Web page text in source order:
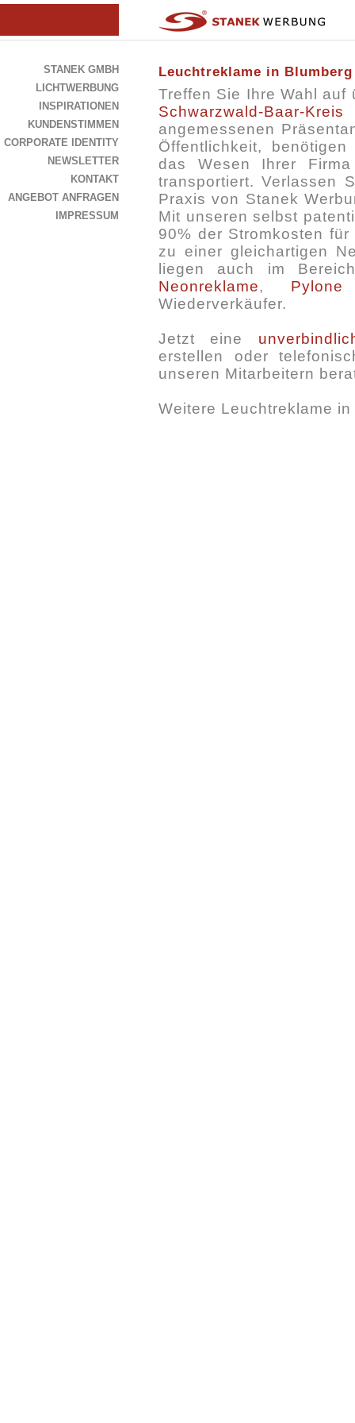
STANEK GMBH
LICHTWERBUNG
INSPIRATIONEN
KUNDENSTIMMEN
CORPORATE IDENTITY
NEWSLETTER
KONTAKT
ANGEBOT ANFRAGEN
IMPRESSUM
Leuchtreklame in Blumberg
Treffen Sie Ihre Wahl auf
Schwarzwald-Baar-Kreis
angemessenen
Öffentlichkeit,
das Wesen Ihrer
transportiert. Verlassen
Praxis von Stanek
Mit unseren selbst
90% der Stromkosten
zu einer gleichartigen
liegen auch im
Neonreklame, Pylone
Wiederverkäufer.
Jetzt eine
erstellen oder
unseren Mitarbeitern
Weitere Leuchtreklame in